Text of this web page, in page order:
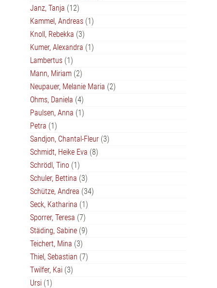
Janz, Tanja (12)
Kammel, Andreas (1)
Knoll, Rebekka (3)
Kumer, Alexandra (1)
Lambertus (1)
Mann, Miriam (2)
Neupauer, Melanie Maria (2)
Ohms, Daniela (4)
Paulsen, Anna (1)
Petra (1)
Sandjon, Chantal-Fleur (3)
Schmidt, Heike Eva (8)
Schrödl, Tino (1)
Schuler, Bettina (3)
Schütze, Andrea (34)
Seck, Katharina (1)
Sporrer, Teresa (7)
Städing, Sabine (9)
Teichert, Mina (3)
Thiel, Sebastian (7)
Twilfer, Kai (3)
Ursi (1)